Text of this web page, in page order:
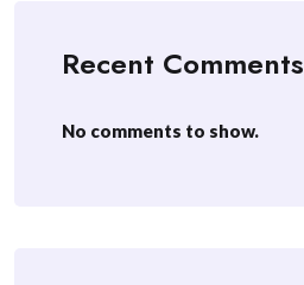
Recent Comments
No comments to show.